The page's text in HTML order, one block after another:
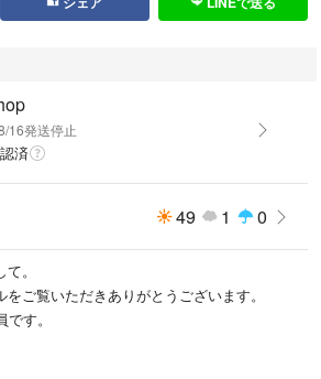
16発送停止
済
49 1 0
。
ご覧いただきありがとうございます。
す。